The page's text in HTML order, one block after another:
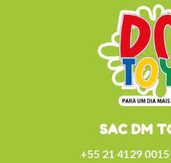
SAC DM
+55 21 4129